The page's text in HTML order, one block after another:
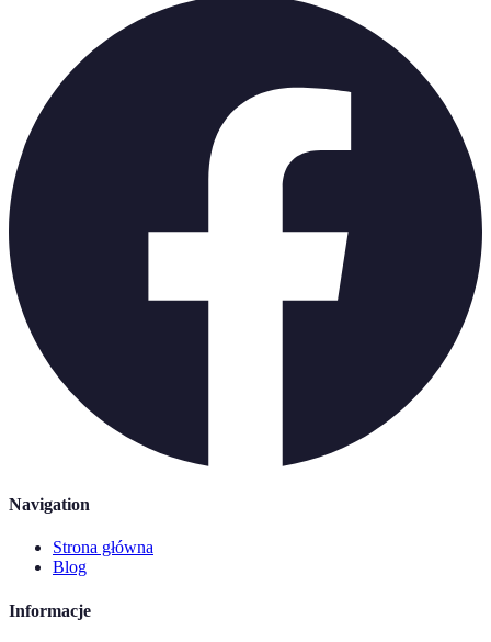
Navigation
Strona główna
Blog
Informacje